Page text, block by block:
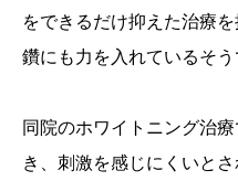
をできるだけ抑えた治療
鑽にも力を入れているそう
同院のホワイトニング治
き、刺激を感じにくいと